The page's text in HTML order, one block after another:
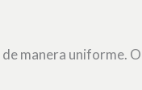
manera uniforme.